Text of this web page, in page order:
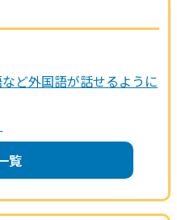
ど外国語が話せるように
覧